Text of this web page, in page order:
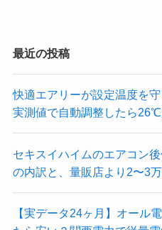
最近の投稿
快適エアリーが設定温度を
実測値で自動調整したら
セキスイハイムのエアコン
の内訳と、量販店より2〜3
【実データ24ヶ月】オール